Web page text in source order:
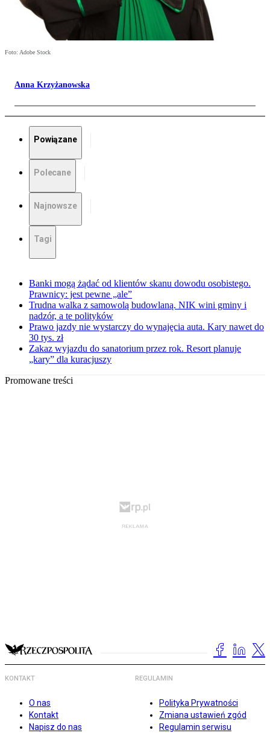
Foto: Adobe Stock
Anna Krzyżanowska
Powiązane
Polecane
Najnowsze
Tagi
Banki mogą żądać od klientów skanu dowodu osobistego.
Prawnicy: jest pewne „ale”
Trudna walka z samowolą budowlaną. NIK wini gminy i
nadzór, a te polityków
Prawo jazdy nie wystarczy do wynajęcia auta. Kary nawet do
30 tys. zł
Zakaz wyjazdu do sanatorium przez rok. Resort planuje
„kary” dla kuracjuszy
Promowane treści
KONTAKT
O nas
Kontakt
Napisz do nas
REGULAMIN
Polityka Prywatności
Zmiana ustawień zgód
Regulamin serwisu